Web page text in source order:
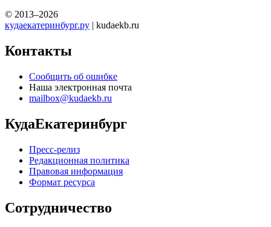
© 2013–2026
кудаекатеринбург.ру | kudaekb.ru
Контакты
Сообщить об ошибке
Наша электронная почта
mailbox@kudaekb.ru
КудаЕкатеринбург
Пресс-релиз
Редакционная политика
Правовая информация
Формат ресурса
Сотрудничество